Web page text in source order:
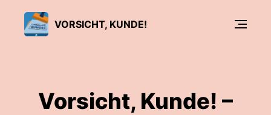
VORSICHT, KUNDE!
Vorsicht, Kunde! –